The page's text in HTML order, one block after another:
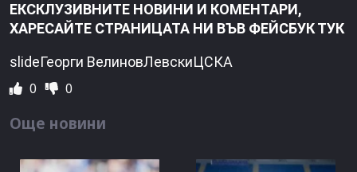
ЕКСКЛУЗИВНИТЕ НОВИНИ И КОМЕНТАРИ,
ХАРЕСАЙТЕ СТРАНИЦАТА НИ ВЪВ ФЕЙСБУК ТУК
slideГеорги ВелиновЛевскиЦСКА
0 0
Още новини